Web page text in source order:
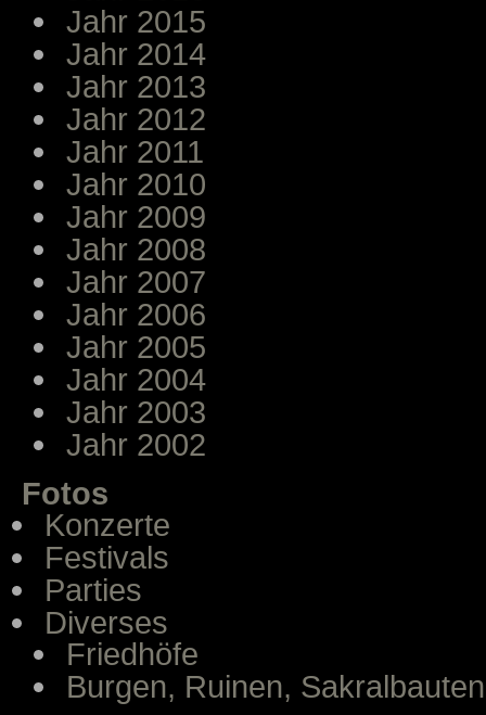
Jahr 2015
Jahr 2014
Jahr 2013
Jahr 2012
Jahr 2011
Jahr 2010
Jahr 2009
Jahr 2008
Jahr 2007
Jahr 2006
Jahr 2005
Jahr 2004
Jahr 2003
Jahr 2002
Fotos
Konzerte
Festivals
Parties
Diverses
Friedhöfe
Burgen, Ruinen, Sakralbauten